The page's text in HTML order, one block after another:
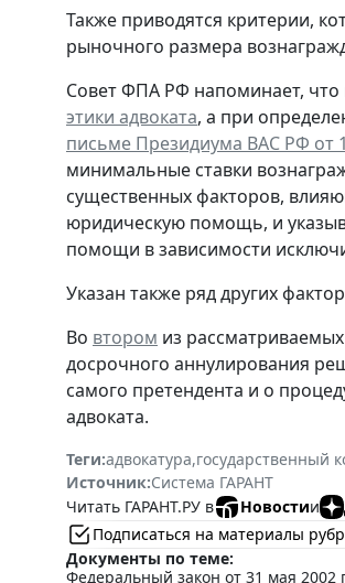
Также приводятся критерии,
рыночного размера
Совет ФПА РФ напоминает, что
этики адвоката, а при
письме Президиума ВАС РФ от
минимальные ставки
существенных факторов,
юридическую помощь, и
помощи в зависимости
Указан также ряд других
Во втором из
досрочного аннулирования
самого претендента и о
адвоката.
Теги:адвокатура,государственный
Источник:Система ГАРАНТ
Читать ГАРАНТ.РУ в
Новостии
Подписаться на материалы
Документы по теме:
Федеральный закон от 31 мая 2002